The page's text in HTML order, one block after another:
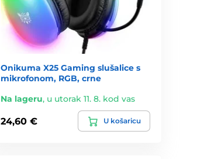
Onikuma X25 Gaming slušalice s
mikrofonom, RGB, crne
Na lageru, u utorak 11. 8. kod vas
24,60 € U košaricu